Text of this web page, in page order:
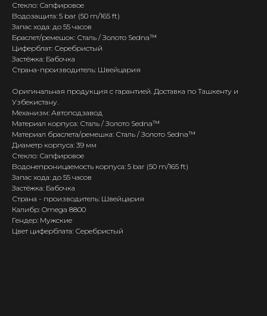
Стекло: Сапфировое
Водозащита: 5 bar (50 m/165 ft)
Запас хода: до 55 часов
Браслет/ремешок: Сталь / Золото Sedna™
Циферблат: Серебристый
Застёжка: Бабочка
Страна-производитель: Швейцария
Оригинальная продукция с гарантией. Доставка по Ташкенту и
Узбекистану.
Механизм: Автоподзавод
Материал корпуса: Сталь / Золото Sedna™
Материал браслета/ремешка: Сталь / Золото Sedna™
Диаметр корпуса: 39 мм
Стекло: Сапфировое
Водонепроницаемость корпуса: 5 bar (50 m/165 ft)
Запас хода: до 55 часов
Застёжка: Бабочка
Страна - производитель: Швейцария
Калибр: Omega 8800
Гендер: Мужские
Цвет циферблата: Серебристый